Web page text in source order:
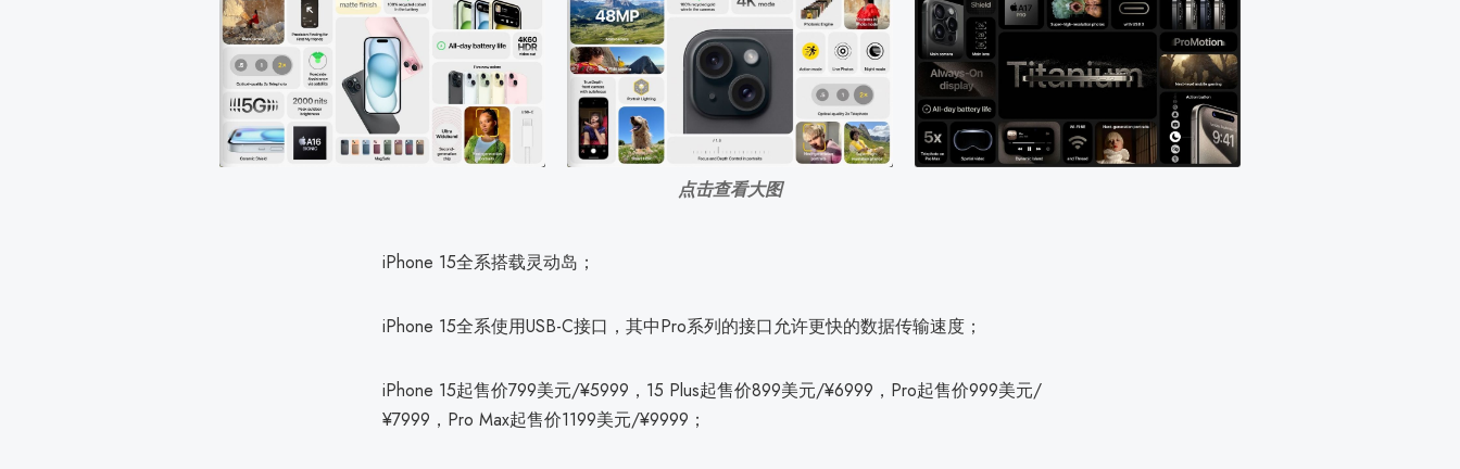
点击查看大图
iPhone 15全系搭载灵动岛；
iPhone 15全系使用USB-C接口，其中Pro系列的接口允许更快的数据传输速度；
iPhone 15起售价799美元/¥5999，15 Plus起售价899美元/¥6999，Pro起售价999美元/
¥7999，Pro Max起售价1199美元/¥9999；